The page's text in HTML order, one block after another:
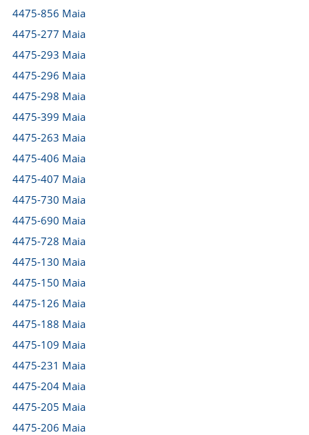
4475-856 Maia
4475-277 Maia
4475-293 Maia
4475-296 Maia
4475-298 Maia
4475-399 Maia
4475-263 Maia
4475-406 Maia
4475-407 Maia
4475-730 Maia
4475-690 Maia
4475-728 Maia
4475-130 Maia
4475-150 Maia
4475-126 Maia
4475-188 Maia
4475-109 Maia
4475-231 Maia
4475-204 Maia
4475-205 Maia
4475-206 Maia